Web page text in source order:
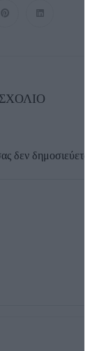
δεν δημοσιεύεται.